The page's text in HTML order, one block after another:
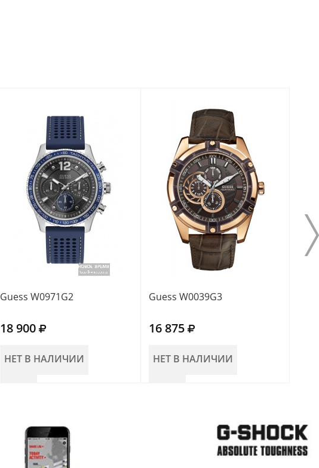
Guess W0971G2
18 900
НЕТ В НАЛИЧИИ
Guess W0039G3
16 875
НЕТ В НАЛИЧИИ